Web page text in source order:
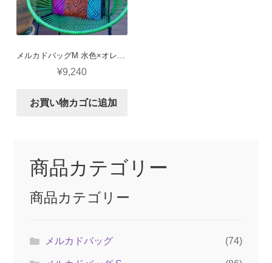
メルカドバッグM 水色×オレンジ×ピンク×黒 (カングレホ)
¥9,240
お買い物カゴに追加
商品カテゴリー
商品カテゴリー
メルカドバッグ (74)